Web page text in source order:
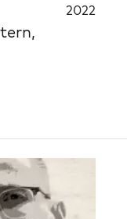
2022